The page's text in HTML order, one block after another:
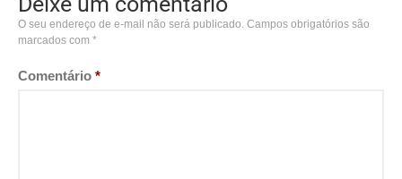
O seu endereço de e-mail não será publicado. Campos obrigatórios são
marcados com *
Comentário *